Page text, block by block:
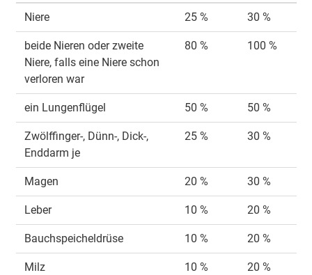
Niere 25 % 30 %
beide Nieren oder zweite
Niere, falls eine Niere schon
verloren war
80 % 100 %
ein Lungenflügel 50 % 50 %
Zwölffinger-, Dünn-, Dick-,
Enddarm je
25 % 30 %
Magen 20 % 30 %
Leber 10 % 20 %
Bauchspeicheldrüse 10 % 20 %
Milz 10 % 20 %